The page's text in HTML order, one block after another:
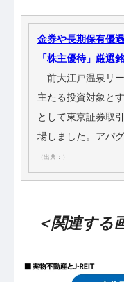
金券や長期保有優
「株主優待」厳選
…前大江戸温泉リ
主たる投資対象と
として東京証券取
場しました。アパ
（出典：）
＜関連する